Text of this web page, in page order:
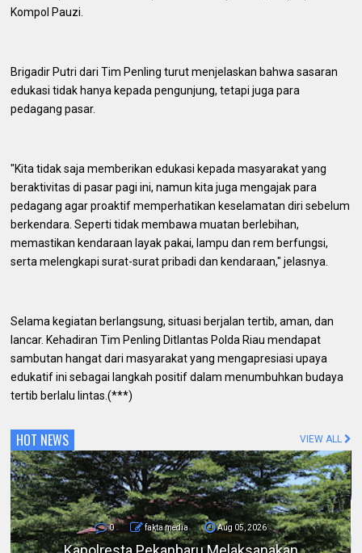
Kompol Pauzi.
Brigadir Putri dari Tim Penling turut menjelaskan bahwa sasaran
edukasi tidak hanya kepada pengunjung, tetapi juga para
pedagang pasar.
"Kita tidak saja memberikan edukasi kepada masyarakat yang
beraktivitas di pasar pagi ini, namun kita juga mengajak para
pedagang agar proaktif memperhatikan keselamatan diri sebelum
berkendara. Seperti tidak membawa muatan berlebihan,
memastikan kendaraan layak pakai, lampu dan rem berfungsi,
serta melengkapi surat-surat pribadi dan kendaraan," jelasnya.
Selama kegiatan berlangsung, situasi berjalan tertib, aman, dan
lancar. Kehadiran Tim Penling Ditlantas Polda Riau mendapat
sambutan hangat dari masyarakat yang mengapresiasi upaya
edukatif ini sebagai langkah positif dalam menumbuhkan budaya
tertib berlalu lintas.(***)
HOT NEWS VIEW ALL
0 fakta media Aug 05, 2026